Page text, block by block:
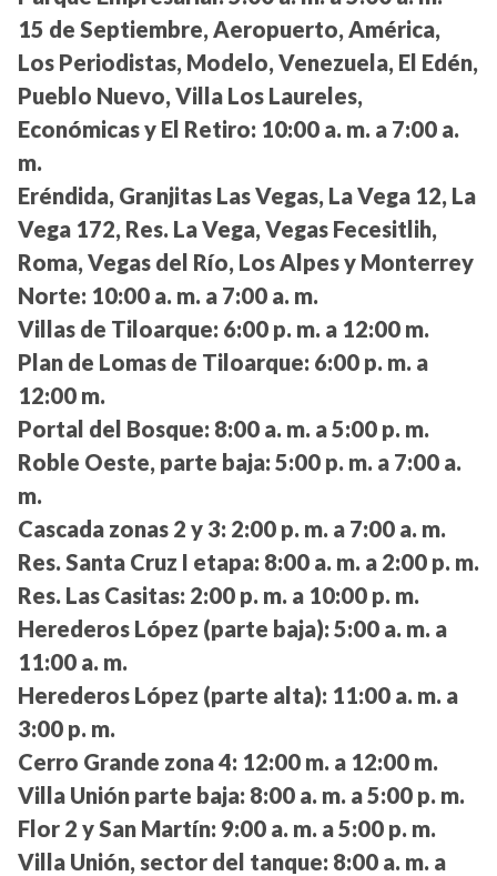
15 de Septiembre, Aeropuerto, América,
Los Periodistas, Modelo, Venezuela, El Edén,
Pueblo Nuevo, Villa Los Laureles,
Económicas y El Retiro: 10:00 a. m. a 7:00 a.
m.
Eréndida, Granjitas Las Vegas, La Vega 12, La
Vega 172, Res. La Vega, Vegas Fecesitlih,
Roma, Vegas del Río, Los Alpes y Monterrey
Norte: 10:00 a. m. a 7:00 a. m.
Villas de Tiloarque: 6:00 p. m. a 12:00 m.
Plan de Lomas de Tiloarque: 6:00 p. m. a
12:00 m.
Portal del Bosque: 8:00 a. m. a 5:00 p. m.
Roble Oeste, parte baja: 5:00 p. m. a 7:00 a.
m.
Cascada zonas 2 y 3: 2:00 p. m. a 7:00 a. m.
Res. Santa Cruz I etapa: 8:00 a. m. a 2:00 p. m.
Res. Las Casitas: 2:00 p. m. a 10:00 p. m.
Herederos López (parte baja): 5:00 a. m. a
11:00 a. m.
Herederos López (parte alta): 11:00 a. m. a
3:00 p. m.
Cerro Grande zona 4: 12:00 m. a 12:00 m.
Villa Unión parte baja: 8:00 a. m. a 5:00 p. m.
Flor 2 y San Martín: 9:00 a. m. a 5:00 p. m.
Villa Unión, sector del tanque: 8:00 a. m. a